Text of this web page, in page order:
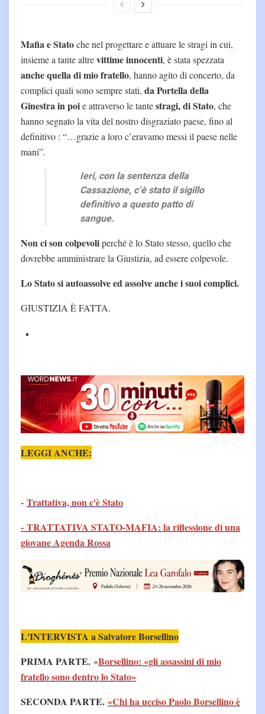
Mafia e Statoche nel progettare e attuare le stragi in cui,
insieme a tante altrevittime innocenti, è stata spezzata
anche quella di mio fratello, hanno agito di concerto, da
complici quali sono sempre stati, da Portella della
Ginestra in poie attraverso le tantestragi, di Stato, che
hanno segnato la vita del nostro disgraziato paese, fino al
definitivo : “…grazie a loro c’eravamo messi il paese nelle
mani”.
Ieri, con la sentenza della
Cassazione, c’è stato il sigillo
definitivo a questo patto di
sangue.
Non ci son colpevoliperché è lo Stato stesso, quello che
dovrebbe amministrare la Giustizia, ad essere colpevole.
Lo Stato si autoassolve ed assolve anche i suoi complici.
GIUSTIZIA È FATTA.
LEGGI ANCHE:
- Trattativa, non c'è Stato
- TRATTATIVA STATO-MAFIA: la riflessione di una
giovane Agenda Rossa
L'INTERVISTA a Salvatore Borsellino
PRIMA PARTE. «Borsellino: «gli assassini di mio
fratello sono dentro lo Stato»
SECONDA PARTE. «Chi ha ucciso Paolo Borsellino è